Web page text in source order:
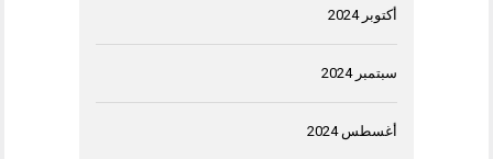
أكتوبر 2024
سبتمبر 2024
أغسطس 2024